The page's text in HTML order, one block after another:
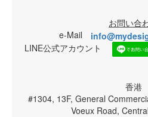
お問い合
e-Mail
LINE公式アカウント
香港
#1304, 13F, General
Voeux Road,